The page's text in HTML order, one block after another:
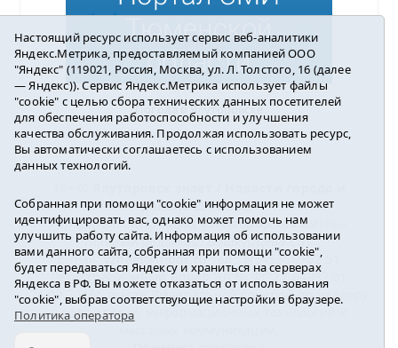
Погода в Ялуторовске
района2016-2023
Учредитель: АНО «ИИЦ « Ялуторовская жизнь».
Главный редактор: Вешкурцева С.П.
E-mail:yznaet@inbox.ruТел.: 8(34535)2-02-51
Регистрационный номер ЭЛ № ФС 77-64937 от
24.02.2016г. выдан Федеральной службой по надзору
в сфере связи, информационных технологий и
Настоящий ресурс использует сервис веб-аналитики
Яндекс.Метрика, предоставляемый компанией ООО
"Яндекс" (119021, Россия, Москва, ул. Л. Толстого, 16 (далее
— Яндекс)). Сервис Яндекс.Метрика использует файлы
"cookie" с целью сбора технических данных посетителей
для обеспечения работоспособности и улучшения
качества обслуживания. Продолжая использовать ресурс,
Вы автоматически соглашаетесь с использованием
данных технологий.
Собранная при помощи "cookie" информация не может
идентифицировать вас, однако может помочь нам
улучшить работу сайта. Информация об использовании
вами данного сайта, собранная при помощи "cookie",
будет передаваться Яндексу и храниться на серверах
Яндекса в РФ. Вы можете отказаться от использования
"cookie", выбрав соответствующие настройки в браузере.
Политика оператора